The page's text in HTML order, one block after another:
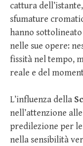
cattura
sfumature
hanno
nelle sue opere:
fissità nel tempo,
reale e del
L’influenza della
nell’attenzione
predilezione per
nella sensibilità